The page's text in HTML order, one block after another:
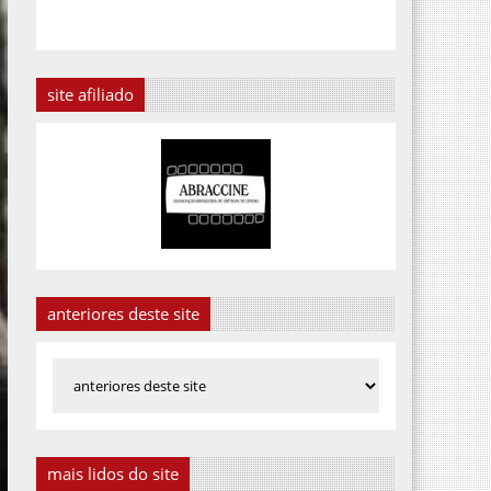
site afiliado
anteriores deste site
mais lidos do site